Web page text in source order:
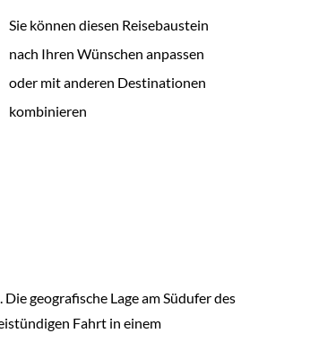
Sie können diesen Reisebaustein
nach Ihren Wünschen anpassen
oder mit anderen Destinationen
kombinieren
geografische Lage am Südufer des
Fahrt in einem